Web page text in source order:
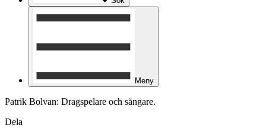
Meny
Patrik Bolvan: Dragspelare och sångare.
Dela